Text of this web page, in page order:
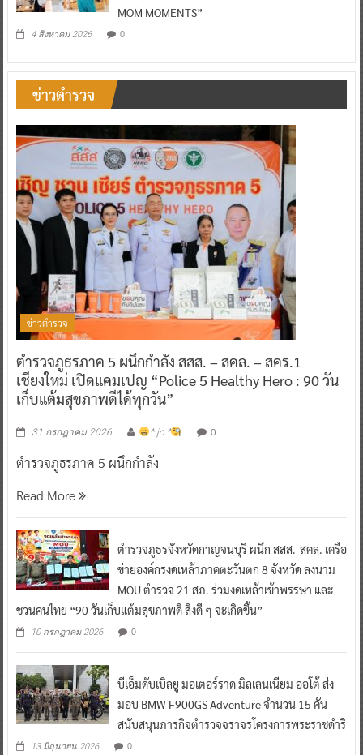
MOM MOMENTS”
4 สิงหาคม 2026 0
ข่าวตำรวจ
ข่าวตำรวจ
ตำรวจภูธรภาค 5 ผนึกกำลัง สสส. – สคล. – สคร.1
เชียงใหม่ เปิดแคมเปญ “Police 5 Healthy Hero : 90 วัน
เก็บแต้มสุขภาพดีได้ทุกวัน”
31 กรกฎาคม 2026 ^ jo ^ 0
ตำรวจภูธรภาค 5 ผนึกกำลัง
Read More
ตำรวจภูธรจังหวัดกาญจนบุรี ผนึก สสส.-สคล. เครือ
ข่ายองค์กรงดเหล้าภาคตะวันตก 8 จังหวัด ลงนาม
MOU ตำรวจ 21 สภ. ร่วมงดเหล้าเข้าพรรษา และ
ชวนคนไทย “90 วันเก็บแต้มสุขภาพดี สิ่งดี ๆ จะเกิดขึ้น”
10 กรกฎาคม 2026 0
บีเอ็มดับเบิลยู มอเตอร์ราด มิลเลนเนียม ออโต้ ส่ง
มอบ BMW F900GS Adventure จำนวน 15 คัน
สนับสนุนภารกิจตำรวจจราจรโครงการพระราชดำริ
13 มิถุนายน 2026 0